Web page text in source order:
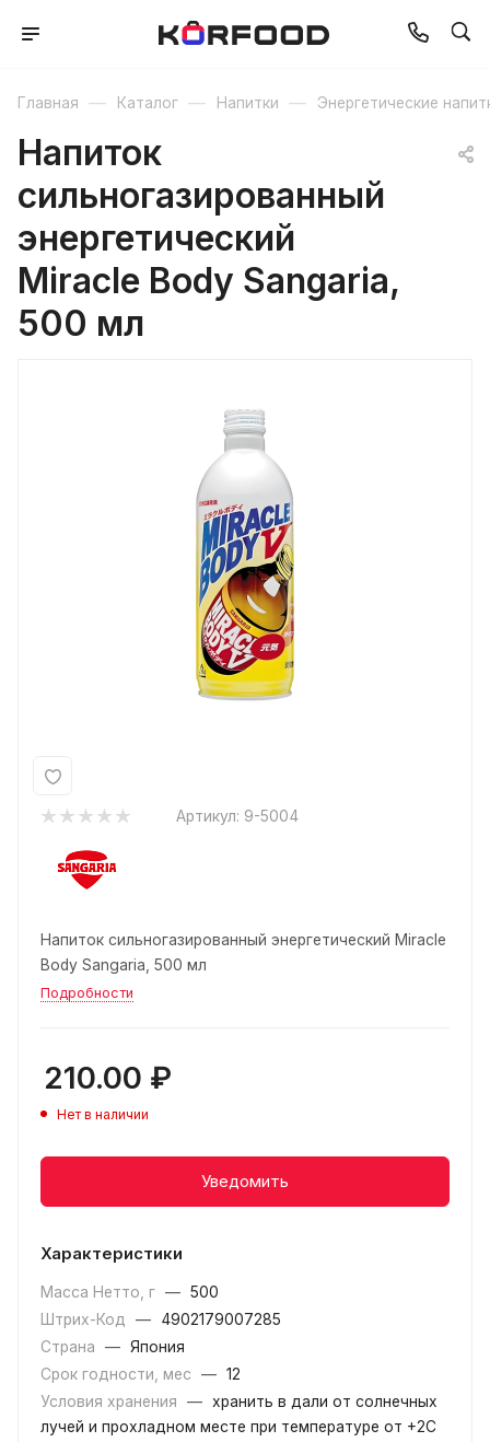
Главная — Каталог — Напитки — Энергетические
Напиток
сильногазированный
энергетический
Miracle Body Sangaria,
500 мл
Артикул: 9-5004
Напиток сильногазированный энергетический Miracle
Body Sangaria, 500 мл
Подробности
210.00 ₽
Нет в наличии
Уведомить
Характеристики
Масса Нетто, г — 500
Штрих-Код
—
4902179007285
Страна
— Япония
Срок годности, мес
— 12
Условия хранения
— хранить в дали от солнечных
лучей и прохладном месте при температуре от +2С